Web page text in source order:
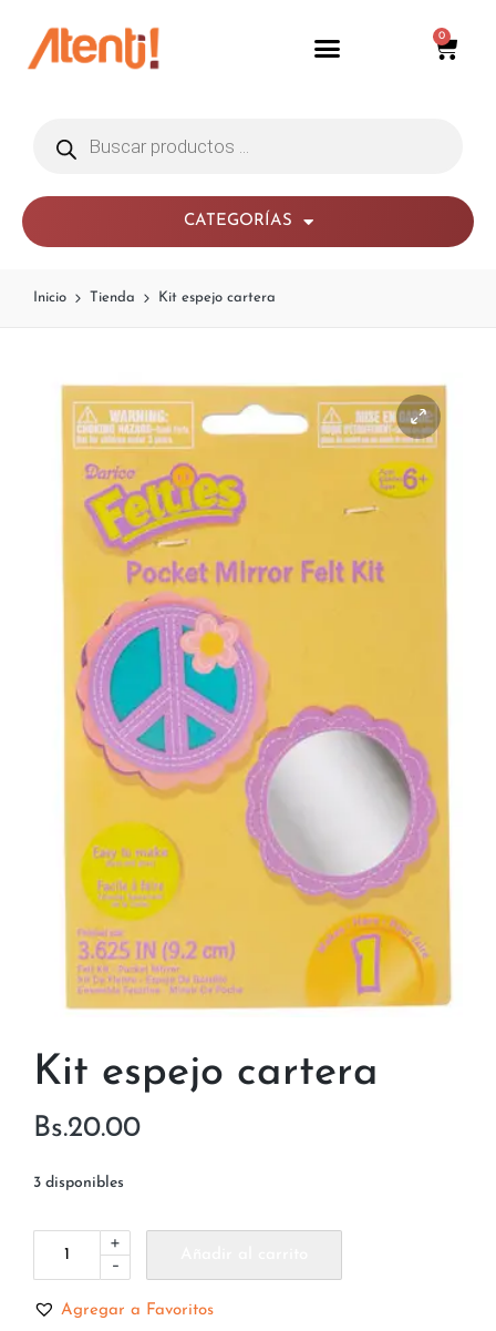
0
CATEGORÍAS
Inicio Tienda Kit espejo cartera
Kit espejo cartera
Bs.20.00
3 disponibles
-
+
Agregar a Favoritos